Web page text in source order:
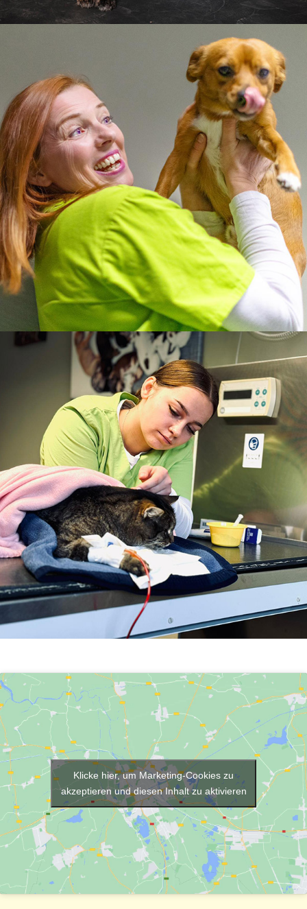
Klicke hier, um Marketing-Cookies zu
akzeptieren und diesen Inhalt zu aktivieren